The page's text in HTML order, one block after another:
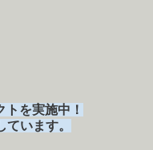
を実施中！
います。